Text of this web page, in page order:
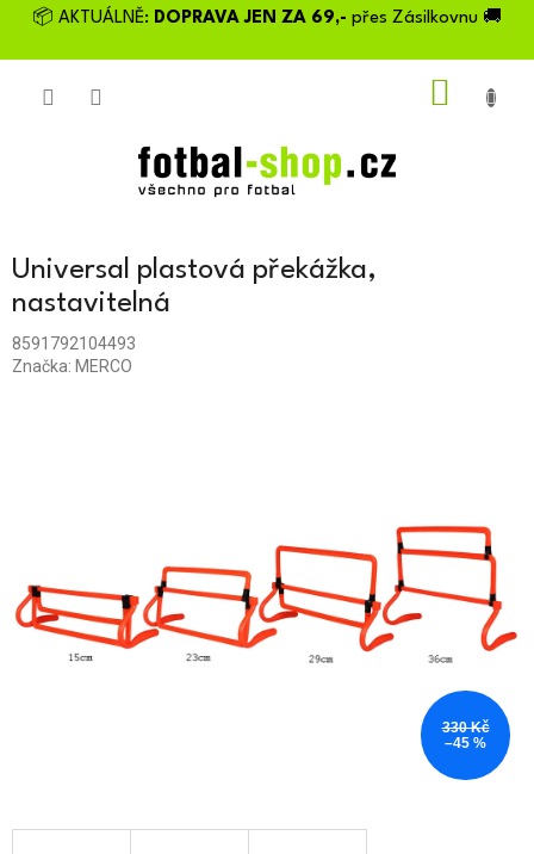
Přejít📦 AKTUÁLNĚ: DOPRAVA JEN ZA 69,- přes Zásilkovnu 🚚
Universal plastová překážka,
nastavitelná
8591792104493
Značka: MERCO
330 Kč
–45 %